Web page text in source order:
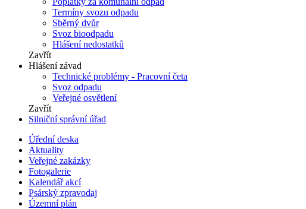
Termíny svozu odpadu
Sběrný dvůr
Svoz bioodpadu
Hlášení nedostatků
Zavřít
Hlášení závad
Technické problémy - Pracovní četa
Svoz odpadu
Veřejné osvětlení
Zavřít
Silniční správní úřad
Úřední deska
Aktuality
Veřejné zakázky
Fotogalerie
Kalendář akcí
Psárský zpravodaj
Územní plán